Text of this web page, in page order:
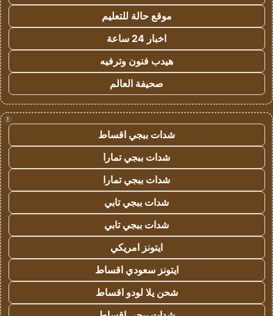
موقع حالة للتعليم
اخبار 24 ساعة
هيدب فنون وترفيه
صحيفة العالم
!
شدات ببجي اقساط
شدات ببجي تمارا
شدات ببجي تمارا
شدات ببجي تابي
شدات ببجي تابي
ايتونز امريكي
ايتونز سعودي اقساط
شحن يلا لودو اقساط